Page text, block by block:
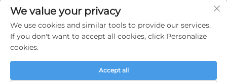
มาตรวัดระยะทาง
เกี่ยวกับบริษัท
นโยบายความเป็นส่วนตัว
We value your privacy
We use cookies and similar tools to provide our services.
If you don't want to accept all cookies, click Personalize
cookies.
Accept all